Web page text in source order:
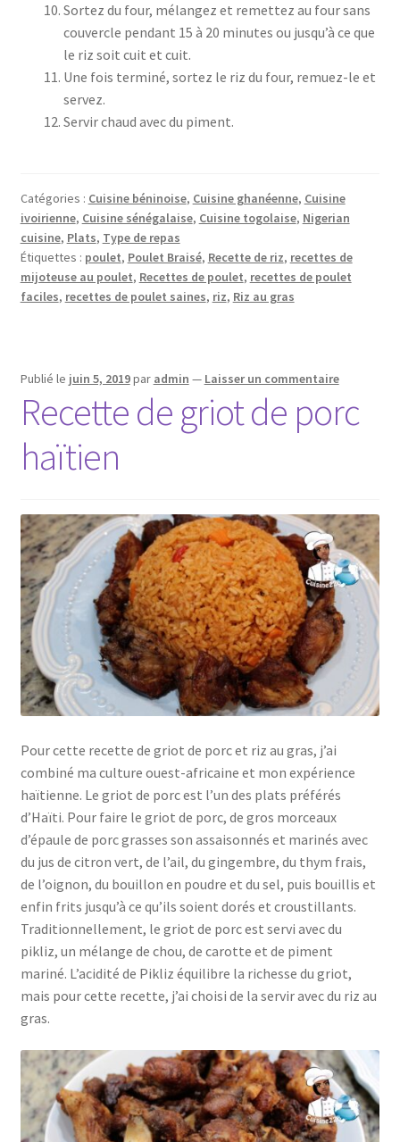
Sortez du four, mélangez et remettez au four sans
couvercle pendant 15 à 20 minutes ou jusqu’à ce que
le riz soit cuit et cuit.
Une fois terminé, sortez le riz du four, remuez-le et
servez.
Servir chaud avec du piment.
Catégories : Cuisine béninoise, Cuisine ghanéenne, Cuisine
ivoirienne, Cuisine sénégalaise, Cuisine togolaise, Nigerian
cuisine, Plats, Type de repas
Étiquettes : poulet, Poulet Braisé, Recette de riz, recettes de
mijoteuse au poulet, Recettes de poulet, recettes de poulet
faciles, recettes de poulet saines, riz, Riz au gras
Publié le juin 5, 2019par admin — Laisser un commentaire
Recette de griot de porc
haïtien
Pour cette recette de griot de porc et riz au gras, j’ai
combiné ma culture ouest-africaine et mon expérience
haïtienne. Le griot de porc est l’un des plats préférés
d’Haïti. Pour faire le griot de porc, de gros morceaux
d’épaule de porc grasses son assaisonnés et marinés avec
du jus de citron vert, de l’ail, du gingembre, du thym frais,
de l’oignon, du bouillon en poudre et du sel, puis bouillis et
enfin frits jusqu’à ce qu’ils soient dorés et croustillants.
Traditionnellement, le griot de porc est servi avec du
pikliz, un mélange de chou, de carotte et de piment
mariné. L’acidité de Pikliz équilibre la richesse du griot,
mais pour cette recette, j’ai choisi de la servir avec du riz au
gras.